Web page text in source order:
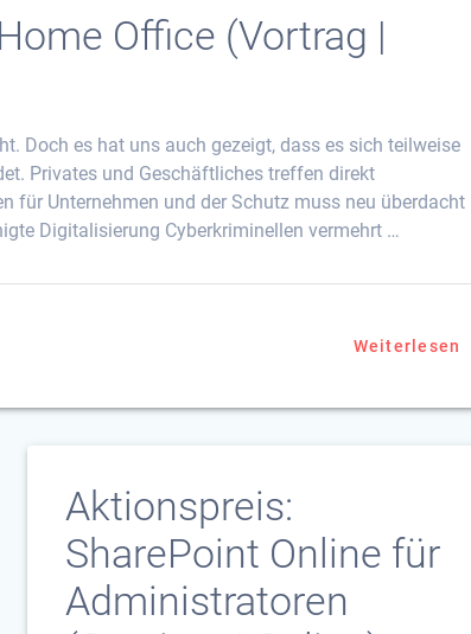
Office (Vortrag |
Doch es hat uns auch gezeigt, dass es sich teilweise
Privates und Geschäftliches treffen direkt
für Unternehmen und der Schutz muss neu überdacht
Digitalisierung Cyberkriminellen vermehrt …
Weiterlesen
Aktionspreis:
SharePoint Online für
Administratoren